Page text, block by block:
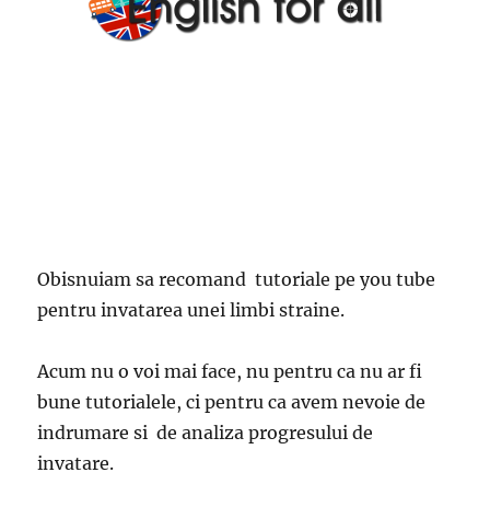
Obisnuiam sa recomand tutoriale pe you tube
pentru invatarea unei limbi straine.
Acum nu o voi mai face, nu pentru ca nu ar fi
bune tutorialele, ci pentru ca avem nevoie de
indrumare si de analiza progresului de
invatare.